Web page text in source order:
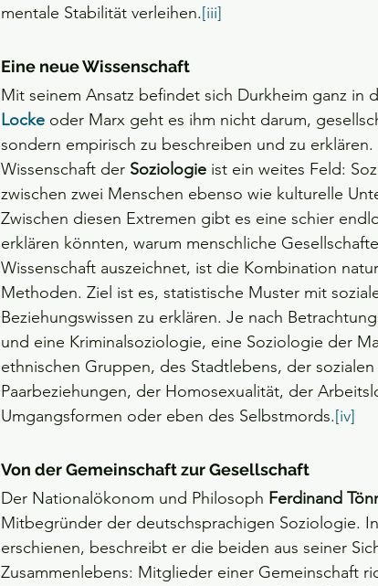
mentale Stabilität verleihen.[iii]
Eine neue Wissenschaft
Mit seinem Ansatz befindet sich Durkheim ganz in
Locke oder Marx geht es ihm nicht darum,
sondern empirisch zu beschreiben und zu
Wissenschaft der Soziologie ist ein weites Feld:
zwischen zwei Menschen ebenso wie kulturelle
Zwischen diesen Extremen gibt es eine schier
erklären könnten, warum menschliche
Wissenschaft auszeichnet, ist die Kombination
Methoden. Ziel ist es, statistische Muster mit
Beziehungswissen zu erklären. Je nach
und eine Kriminalsoziologie, eine Soziologie der
ethnischen Gruppen, des Stadtlebens, der
Paarbeziehungen, der Homosexualität, der
Umgangsformen oder eben des Selbstmords.[iv]
Von der Gemeinschaft zur Gesellschaft
Der Nationalökonom und Philosoph Ferdinand
Mitbegründer der deutschsprachigen Soziologie.
erschienen, beschreibt er die beiden aus seiner
Zusammenlebens: Mitglieder einer Gemeinschaft